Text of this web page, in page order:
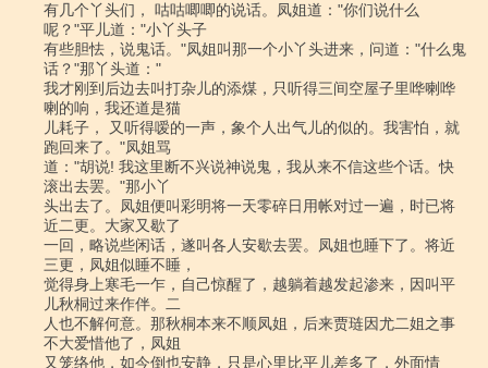
有几个丫头们， 咕咕唧唧的说话。凤姐道："你们说什么
呢？"平儿道："小丫头子
有些胆怯，说鬼话。"凤姐叫那一个小丫头进来，问道："什么鬼
话？"那丫头道："
我才刚到后边去叫打杂儿的添煤，只听得三间空屋子里哗喇哗
喇的响，我还道是猫
儿耗子， 又听得嗳的一声，象个人出气儿的似的。我害怕，就
跑回来了。"凤姐骂
道："胡说! 我这里断不兴说神说鬼，我从来不信这些个话。快
滚出去罢。"那小丫
头出去了。凤姐便叫彩明将一天零碎日用帐对过一遍，时已将
近二更。大家又歇了
一回，略说些闲话，遂叫各人安歇去罢。凤姐也睡下了。将近
三更，凤姐似睡不睡，
觉得身上寒毛一乍，自己惊醒了，越躺着越发起渗来，因叫平
儿秋桐过来作伴。二
人也不解何意。那秋桐本来不顺凤姐，后来贾琏因尤二姐之事
不大爱惜他了，凤姐
又笼络他，如今倒也安静，只是心里比平儿差多了，外面情